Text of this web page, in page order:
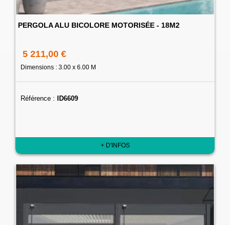
PERGOLA ALU BICOLORE MOTORISÉE - 18M2
5 211,00 €
Dimensions : 3.00 x 6.00 M
Référence : ID6609
+ D'INFOS